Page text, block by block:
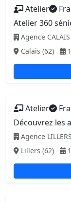
Atelier
Atelier 360
Agence CALAIS
Calais (62)
Atelier
Découvrez les
Agence LILLERS
Lillers (62)